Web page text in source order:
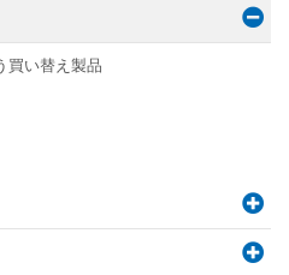
買い替え製品